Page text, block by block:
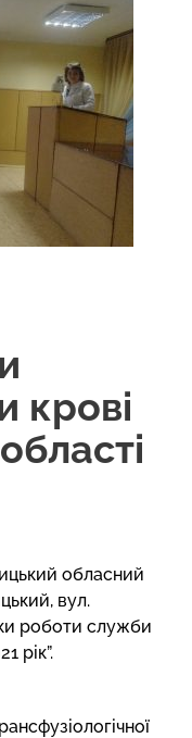
крові
обласний
вул.
роботи служби
рік”.